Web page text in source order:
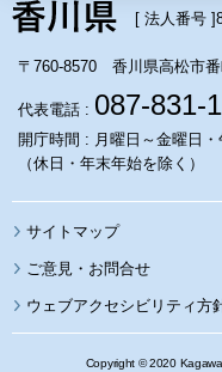
[ 法人番号 ]
〒760-8570 香川県高松市
代表電話 : 087-831-
開庁時間 : 月曜日～金曜日
（休日・年末年始を除く）
サイトマップ
ウェブアクセシビリティ方
Copyright © 2020